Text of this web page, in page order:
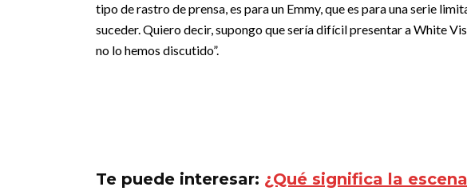
tipo de rastro de prensa, es para un Emmy, que es para una serie
suceder. Quiero decir, supongo que sería difícil presentar a White
no lo hemos discutido”.
Te puede interesar: ¿Qué significa la